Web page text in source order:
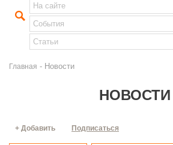
Главная - Новости
НОВОСТИ
+ Добавить Подписаться